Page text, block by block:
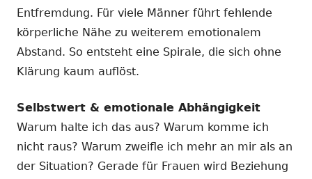
Entfremdung. Für viele Männer führt fehlende
körperliche Nähe zu weiterem emotionalem
Abstand. So entsteht eine Spirale, die sich ohne
Klärung kaum auflöst.
Selbstwert & emotionale Abhängigkeit
Warum halte ich das aus? Warum komme ich
nicht raus? Warum zweifle ich mehr an mir als an
der Situation? Gerade für Frauen wird Beziehung